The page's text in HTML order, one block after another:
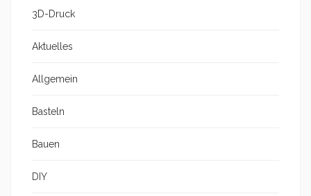
3D-Druck
Aktuelles
Allgemein
Basteln
Bauen
DIY